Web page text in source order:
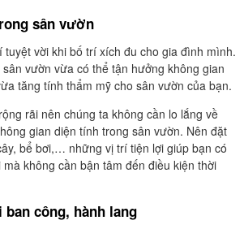
sân vườn
vời khi bố trí xích đu cho gia đình mình.
vườn vừa có thể tận hưởng không gian
tăng tính thẩm mỹ cho sân vườn của bạn.
rãi nên chúng ta không cần lo lắng về
gian diện tính trong sân vườn. Nên đặt
bể bơi,… những vị trí tiện lợi giúp bạn có
không cần bận tâm đến điều kiện thời
công, hành lang